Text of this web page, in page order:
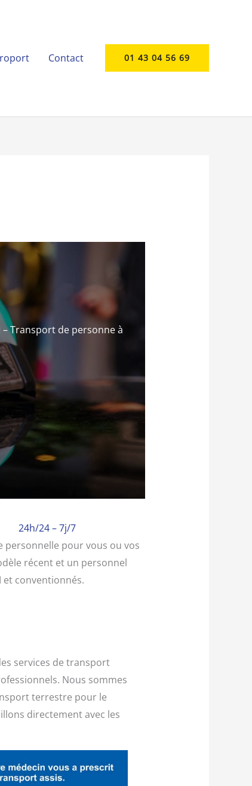
Contact 01 43 04 56 69
Transport de personne à
24h/24 – 7j/7
personnelle pour vous ou vos
récent et un personnel
et conventionnés.
services de transport
Nous sommes
terrestre pour le
directement avec les